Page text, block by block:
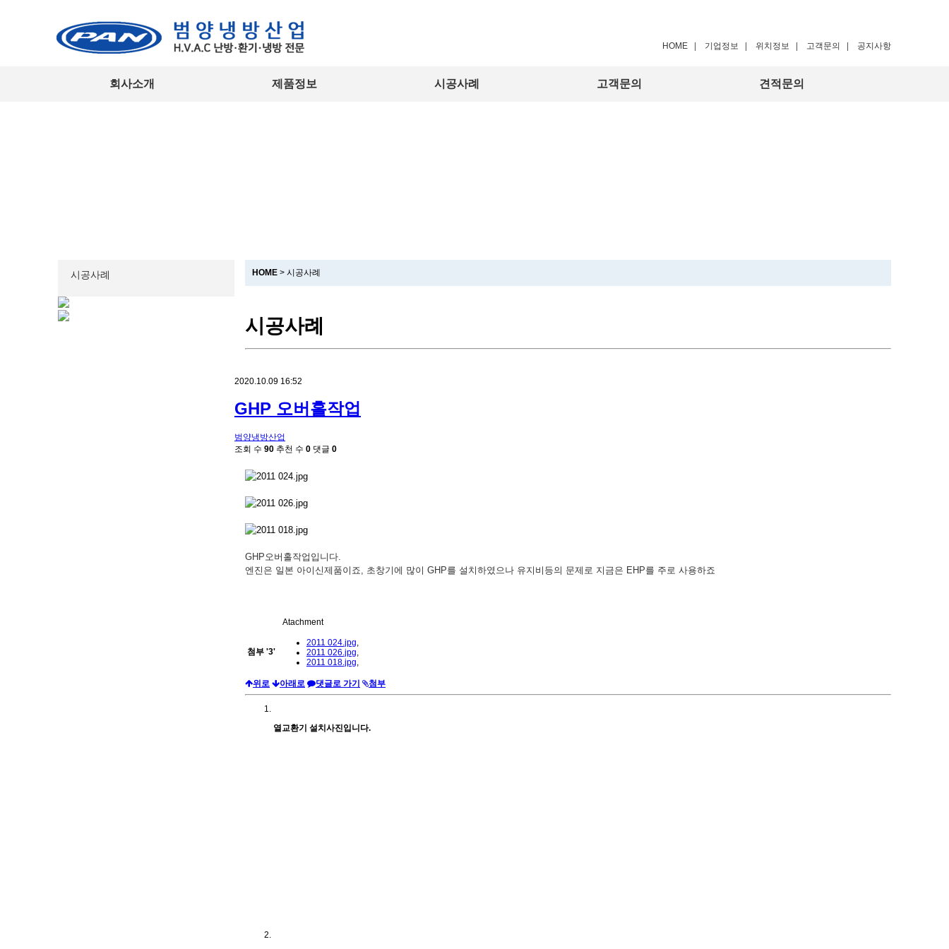
HOME 기업정보 위치정보 고객문의 공지사항
회사소개 제품정보 시공사례 고객문의 견적문의
시공사례 HOME > 시공사례
시공사례
2020.10.09 16:52
GHP 오버홀작업
범양냉방산업
조회 수 90 추천 수 0 댓글 0
GHP오버홀작업입니다.
엔진은 일본 아이신제품이죠, 초창기에 많이 GHP를 설치하였으나 유지비등의 문제로 지금은 EHP를 주로 사용하죠
Atachment
첨부 '3'
2011 024.jpg,
2011 026.jpg,
2011 018.jpg,
위로 아래로 댓글로 가기 첨부
열교환기 설치사진입니다.